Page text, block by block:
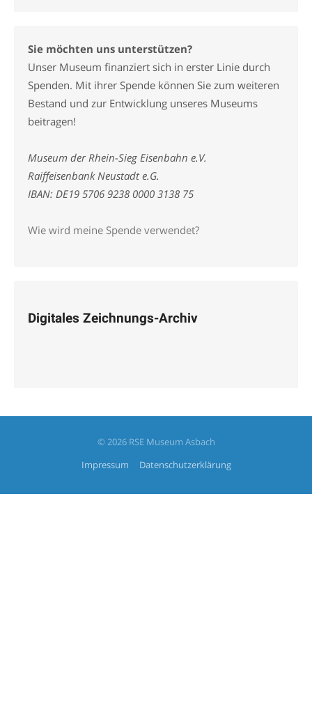
Sie möchten uns unterstützen?
Unser Museum finanziert sich in erster Linie durch
Spenden. Mit ihrer Spende können Sie zum weiteren
Bestand und zur Entwicklung unseres Museums
beitragen!
Museum der Rhein-Sieg Eisenbahn e.V.
Raiffeisenbank Neustadt e.G.
IBAN: DE19 5706 9238 0000 3138 75
Wie wird meine Spende verwendet?
Digitales Zeichnungs-Archiv
© 2026 RSE Museum Asbach
Impressum
Datenschutzerklärung